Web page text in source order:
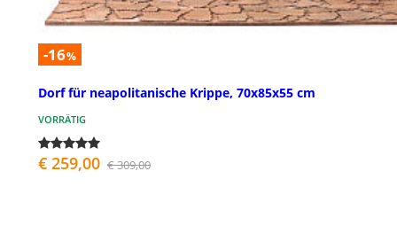
-16%
Dorf für neapolitanische Krippe, 70x85x55 cm
VORRÄTIG
€ 259,00 € 309,00